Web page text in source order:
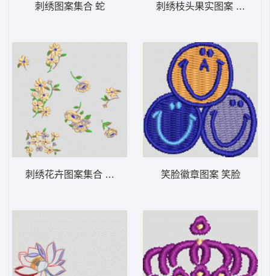
刺绣图案集合 蛇
刺绣花卉图案集合 女装
刺绣枝头果实图案 汉服
笑脸徽章图案 笑脸